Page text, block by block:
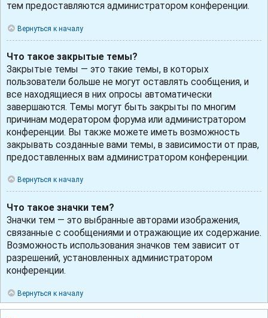
тем предоставляются администратором конференции.
Вернуться к началу
Что такое закрытые темы?
Закрытые темы — это такие темы, в которых
пользователи больше не могут оставлять сообщения, и
все находящиеся в них опросы автоматически
завершаются. Темы могут быть закрыты по многим
причинам модератором форума или администратором
конференции. Вы также можете иметь возможность
закрывать созданные вами темы, в зависимости от прав,
предоставленных вам администратором конференции.
Вернуться к началу
Что такое значки тем?
Значки тем — это выбранные авторами изображения,
связанные с сообщениями и отражающие их содержание.
Возможность использования значков тем зависит от
разрешений, установленных администратором
конференции.
Вернуться к началу